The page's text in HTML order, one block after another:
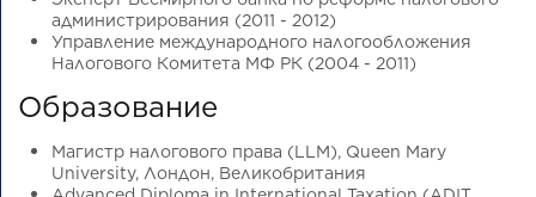
администрирования (2011 - 2012)
Управление международного налогообложения
Налогового Комитета МФ РК (2004 - 2011)
Образование
Магистр налогового права (LLM), Queen Mary
University, Лондон, Великобритания